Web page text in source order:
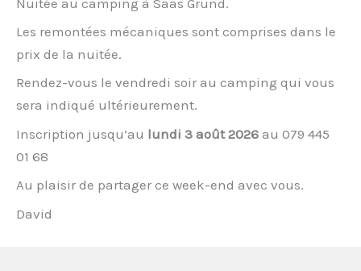
Les remontées mécaniques sont comprises dans le
prix de la nuitée.
Rendez-vous le vendredi soir au camping qui vous
sera indiqué ultérieurement.
Inscription jusqu’au lundi 3 août 2026 au 079 445
01 68
Au plaisir de partager ce week-end avec vous.
David